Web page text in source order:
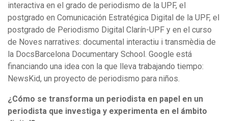
interactiva en el grado de periodismo de la UPF, el
postgrado en Comunicación Estratégica Digital de la UPF, el
postgrado de Periodismo Digital Clarín-UPF y en el curso
de Noves narratives: documental interactiu i transmèdia de
la DocsBarcelona Documentary School. Google está
financiando una idea con la que lleva trabajando tiempo:
NewsKid, un proyecto de periodismo para niños.
¿Cómo se transforma un periodista en papel en un
periodista que investiga y experimenta en el ámbito